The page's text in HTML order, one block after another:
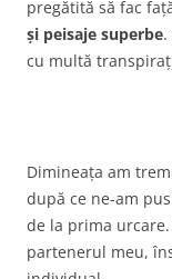
pregătită să fac
și peisaje superbe
cu multă
Dimineața am
după ce ne-am
de la prima
partenerul meu,